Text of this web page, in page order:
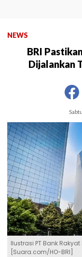
NEWS
BRI
Dijalankan
Ilustrasi PT Bank
[Suara.com/HO-BRI]